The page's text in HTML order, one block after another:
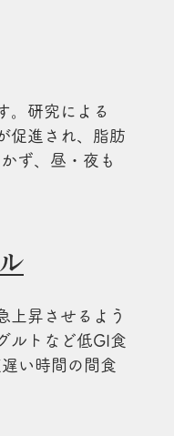
。研究による
促進され、脂肪
ず、昼・夜も
上昇させるよう
ルトなど低GI食
い時間の間食